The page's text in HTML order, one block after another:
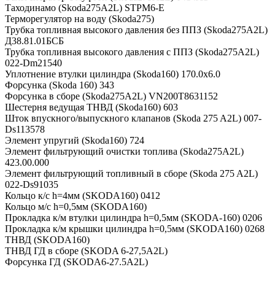
Таходинамо (Skoda275A2L) STPM6-E
Терморегулятор на воду (Skoda275)
Трубка топливная высокого давления без ППЗ (Skoda275A2L)
Д38.81.01БСБ
Трубка топливная высокого давления с ППЗ (Skoda275A2L)
022-Dm21540
Уплотнение втулки цилиндра (Skoda160) 170.0х6.0
Форсунка (Skoda 160) 343
Форсунка в сборе (Skoda275A2L) VN200T8631152
Шестерня ведущая ТНВД (Skoda160) 603
Шток впускного/выпускного клапанов (Skoda 275 A2L) 007-
Ds113578
Элемент упругий (Skoda160) 724
Элемент фильтрующий очистки топлива (Skoda275A2L)
423.00.000
Элемент фильтрующий топливный в сборе (Skoda 275 A2L)
022-Ds91035
Кольцо к/с h=4мм (SKODA160) 0412
Кольцо м/с h=0,5мм (SKODA160)
Прокладка к/м втулки цилиндра h=0,5мм (SKODA-160) 0206
Прокладка к/м крышки цилиндра h=0,5мм (SKODA160) 0268
ТНВД (SKODA160)
ТНВД ГД в сборе (SKODA 6-27,5A2L)
Форсунка ГД (SKODA6-27.5A2L)